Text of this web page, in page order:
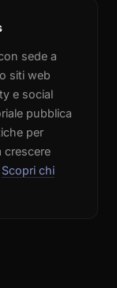
sede a
siti web
e social
pubblica
per
crescere
Scopri chi